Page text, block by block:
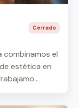
Cerrado
combinamos el
estética en